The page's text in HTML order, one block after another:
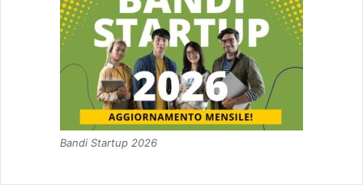
Bandi Startup 2026